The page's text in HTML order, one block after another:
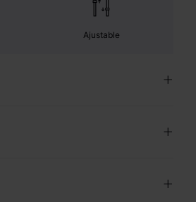
Ajustable